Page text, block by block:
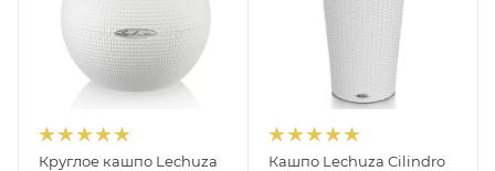
Круглое кашпо Lechuza
Кашпо Lechuza Cilindro